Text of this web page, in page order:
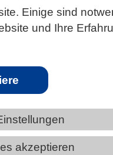
Einige sind
und Ihre
akzeptieren